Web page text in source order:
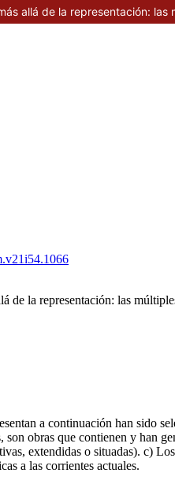
allá de la representación: